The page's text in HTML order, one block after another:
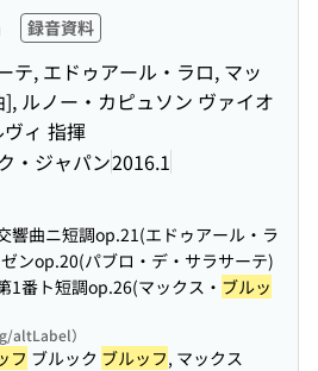
録音資料
テ, エドゥアール・ラロ, マッ
], ルノー・カピュソン ヴァイオ
ィ 指揮
・ジャパン2016.1
響曲ニ短調op.21(エドゥアール・ラ
ンop.20(パブロ・デ・サラサーテ)
1番ト短調op.26(マックス・ ブルッ
altLabel）
フ ブルック ブルッフ, マックス